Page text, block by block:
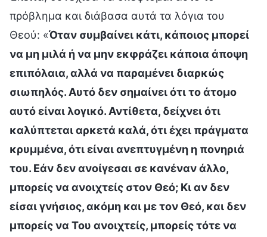
πρόβλημα και διάβασα αυτά τα λόγια του
Θεού: «Όταν συμβαίνει κάτι, κάποιος μπορεί
να μη μιλά ή να μην εκφράζει κάποια άποψη
επιπόλαια, αλλά να παραμένει διαρκώς
σιωπηλός. Αυτό δεν σημαίνει ότι το άτομο
αυτό είναι λογικό. Αντίθετα, δείχνει ότι
καλύπτεται αρκετά καλά, ότι έχει πράγματα
κρυμμένα, ότι είναι ανεπτυγμένη η πονηριά
του. Εάν δεν ανοίγεσαι σε κανέναν άλλο,
μπορείς να ανοιχτείς στον Θεό; Κι αν δεν
είσαι γνήσιος, ακόμη και με τον Θεό, και δεν
μπορείς να Του ανοιχτείς, μπορείς τότε να